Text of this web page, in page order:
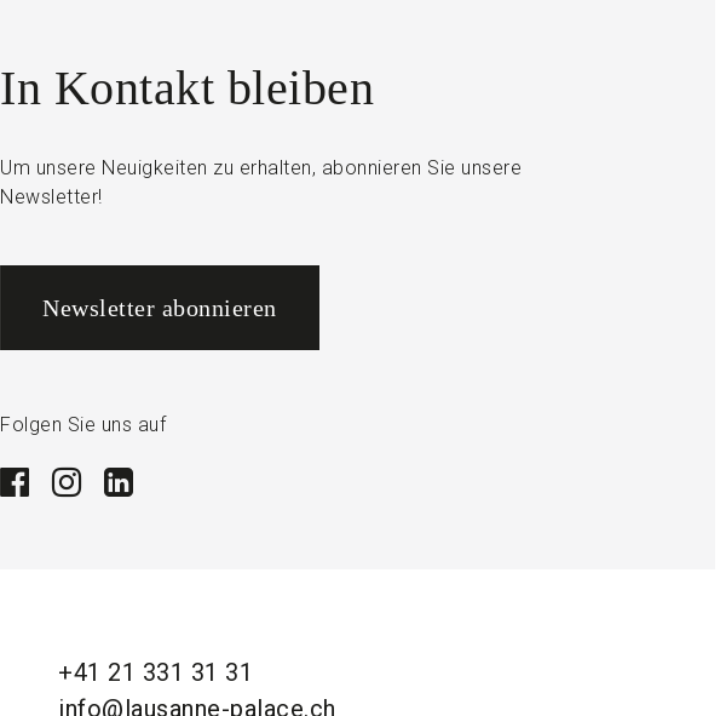
In Kontakt bleiben
Um unsere Neuigkeiten zu erhalten, abonnieren Sie unsere
Newsletter!
Newsletter abonnieren
Folgen Sie uns auf
+41 21 331 31 31
info@lausanne-palace.ch